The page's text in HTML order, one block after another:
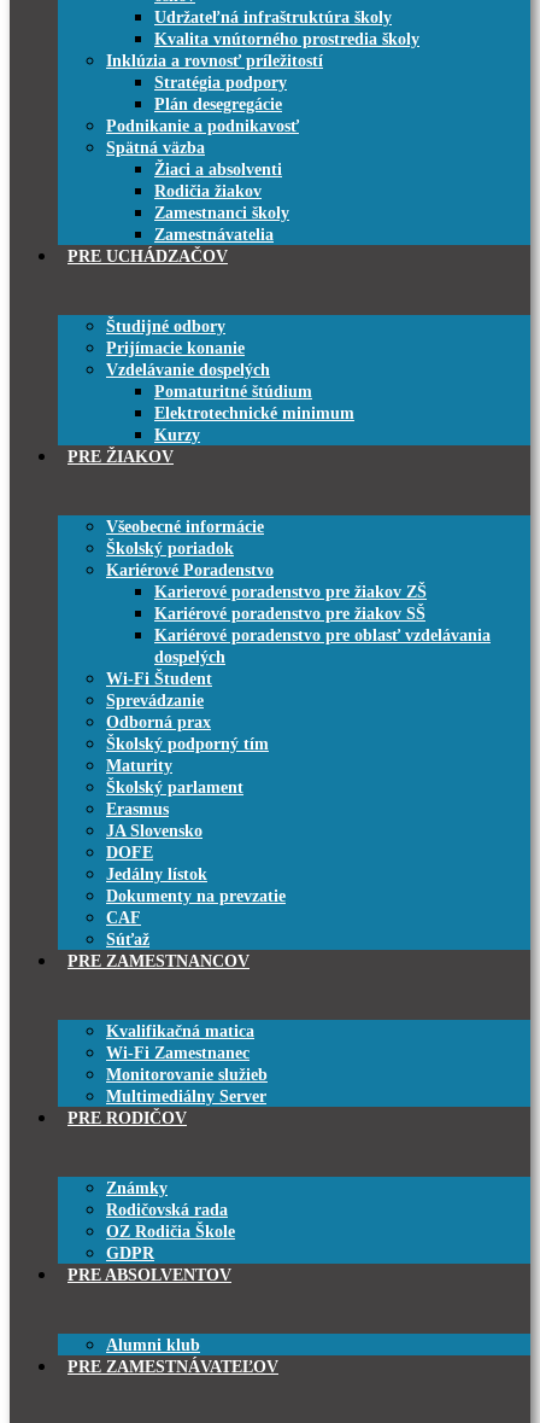
Udržateľná infraštruktúra školy
Kvalita vnútorného prostredia školy
Inklúzia a rovnosť príležitostí
Stratégia podpory
Plán desegregácie
Podnikanie a podnikavosť
Spätná väzba
Žiaci a absolventi
Rodičia žiakov
Zamestnanci školy
Zamestnávatelia
PRE UCHÁDZAČOV
Študijné odbory
Prijímacie konanie
Vzdelávanie dospelých
Pomaturitné štúdium
Elektrotechnické minimum
Kurzy
PRE ŽIAKOV
Všeobecné informácie
Školský poriadok
Kariérové Poradenstvo
Karierové poradenstvo pre žiakov ZŠ
Kariérové poradenstvo pre žiakov SŠ
Kariérové poradenstvo pre oblasť vzdelávania
dospelých
Wi-Fi Študent
Sprevádzanie
Odborná prax
Školský podporný tím
Maturity
Školský parlament
Erasmus
JA Slovensko
DOFE
Jedálny lístok
Dokumenty na prevzatie
CAF
Súťaž
PRE ZAMESTNANCOV
Kvalifikačná matica
Wi-Fi Zamestnanec
Monitorovanie služieb
Multimediálny Server
PRE RODIČOV
Známky
Rodičovská rada
OZ Rodičia Škole
GDPR
PRE ABSOLVENTOV
Alumni klub
PRE ZAMESTNÁVATEĽOV